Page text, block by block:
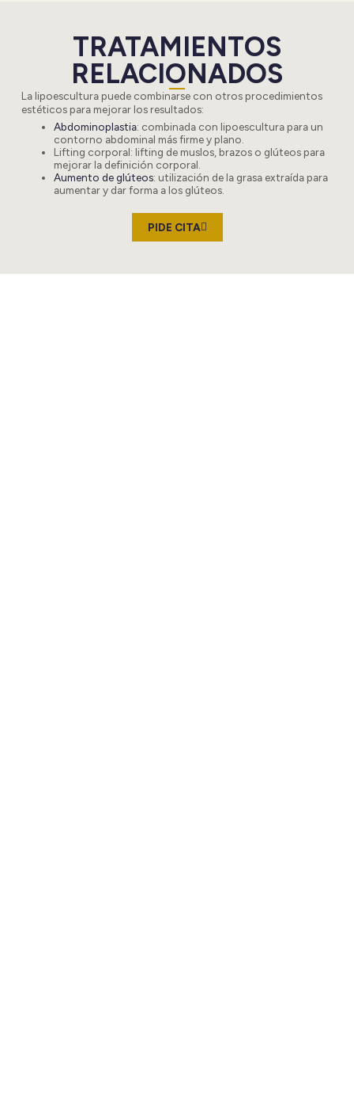
TRATAMIENTOS
RELACIONADOS
La lipoescultura puede combinarse con otros procedimientos
estéticos para mejorar los resultados:
Abdominoplastia: combinada con lipoescultura para un
contorno abdominal más firme y plano.
Lifting corporal: lifting de muslos, brazos o glúteos para
mejorar la definición corporal.
Aumento de glúteos: utilización de la grasa extraída para
aumentar y dar forma a los glúteos.
PIDE CITA